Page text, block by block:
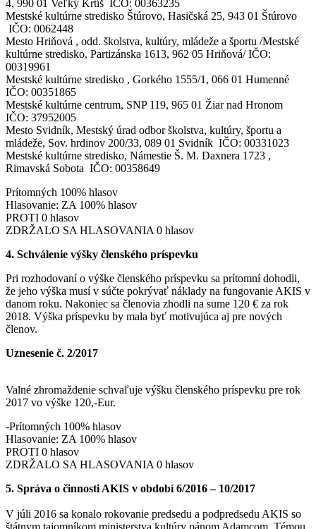
4, 990 01 Veľký Krtíš IČO: 00363235
Mestské kultúrne stredisko Štúrovo, Hasičská 25, 943 01 Štúrovo
IČO: 0062448
Mesto Hriňová , odd. školstva, kultúry, mládeže a športu /Mestské
kultúrne stredisko, Partizánska 1613, 962 05 Hriňová/ IČO:
00319961
Mestské kultúrne stredisko , Gorkého 1555/1, 066 01 Humenné
IČO: 00351865
Mestské kultúrne centrum, SNP 119, 965 01 Žiar nad Hronom
IČO: 37952005
Mesto Svidník, Mestský úrad odbor školstva, kultúry, športu a
mládeže, Sov. hrdinov 200/33, 089 01 Svidník IČO: 00331023
Mestské kultúrne stredisko, Námestie Š. M. Daxnera 1723 ,
Rimavská Sobota IČO: 00358649
Prítomných 100% hlasov
Hlasovanie: ZA 100% hlasov
PROTI 0 hlasov
ZDRŽALO SA HLASOVANIA 0 hlasov
4. Schválenie výšky členského príspevku
Pri rozhodovaní o výške členského príspevku sa prítomní dohodli,
že jeho výška musí v súčte pokrývať náklady na fungovanie AKIS v
danom roku. Nakoniec sa členovia zhodli na sume 120 € za rok
2018. Výška príspevku by mala byť motivujúca aj pre nových
členov.
Uznesenie č. 2/2017
Valné zhromaždenie schvaľuje výšku členského príspevku pre rok
2017 vo výške 120,-Eur.
-Prítomných 100% hlasov
Hlasovanie: ZA 100% hlasov
PROTI 0 hlasov
ZDRŽALO SA HLASOVANIA 0 hlasov
5. Správa o činnosti AKIS v období 6/2016 – 10/2017
V júli 2016 sa konalo rokovanie predsedu a podpredsedu AKIS so
štátnym tajomníkom ministerstva kultúry pánom Adamcom. Témou